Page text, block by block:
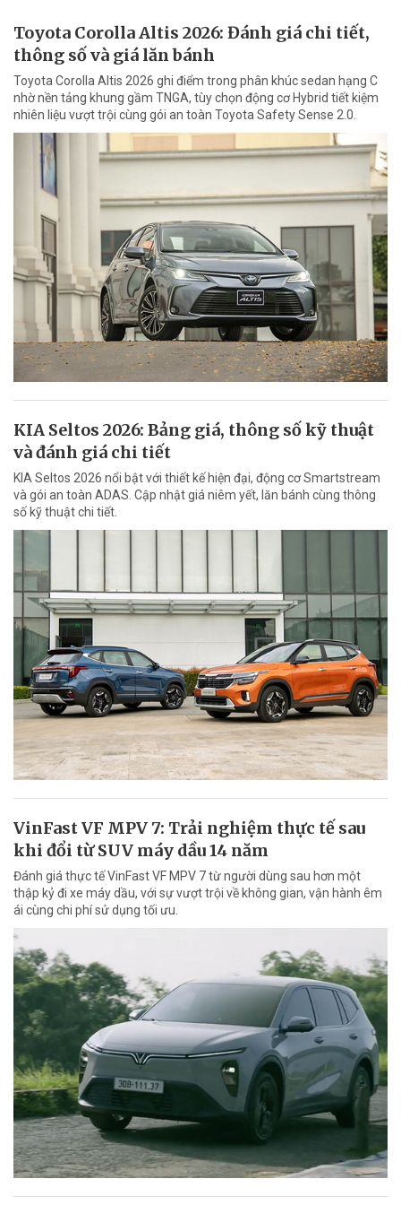
Toyota Corolla Altis 2026: Đánh giá chi tiết,
thông số và giá lăn bánh
Toyota Corolla Altis 2026 ghi điểm trong phân khúc sedan hạng C
nhờ nền tảng khung gầm TNGA, tùy chọn động cơ Hybrid tiết kiệm
nhiên liệu vượt trội cùng gói an toàn Toyota Safety Sense 2.0.
KIA Seltos 2026: Bảng giá, thông số kỹ thuật
và đánh giá chi tiết
KIA Seltos 2026 nổi bật với thiết kế hiện đại, động cơ Smartstream
và gói an toàn ADAS. Cập nhật giá niêm yết, lăn bánh cùng thông
số kỹ thuật chi tiết.
VinFast VF MPV 7: Trải nghiệm thực tế sau
khi đổi từ SUV máy dầu 14 năm
Đánh giá thực tế VinFast VF MPV 7 từ người dùng sau hơn một
thập kỷ đi xe máy dầu, với sự vượt trội về không gian, vận hành êm
ái cùng chi phí sử dụng tối ưu.